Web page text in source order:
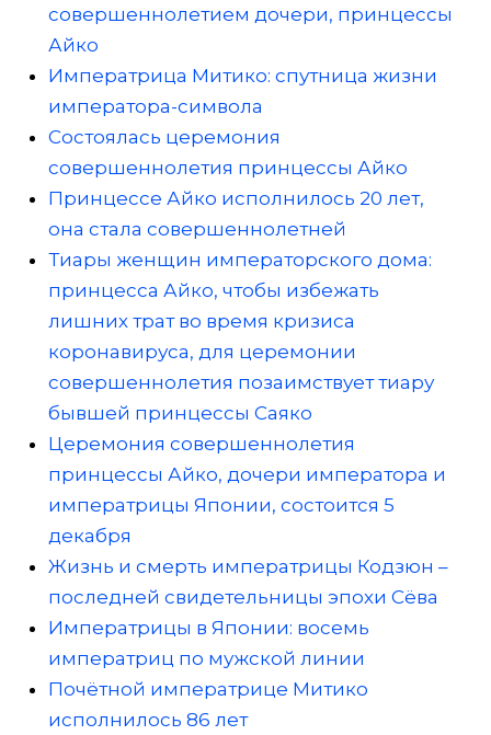
совершеннолетием дочери, принцессы
Айко
Императрица Митико: спутница жизни
императора-символа
Состоялась церемония
совершеннолетия принцессы Айко
Принцессе Айко исполнилось 20 лет,
она стала совершеннолетней
Тиары женщин императорского дома:
принцесса Айко, чтобы избежать
лишних трат во время кризиса
коронавируса, для церемонии
совершеннолетия позаимствует тиару
бывшей принцессы Саяко
Церемония совершеннолетия
принцессы Айко, дочери императора и
императрицы Японии, состоится 5
декабря
Жизнь и смерть императрицы Кодзюн –
последней свидетельницы эпохи Сёва
Императрицы в Японии: восемь
императриц по мужской линии
Почётной императрице Митико
исполнилось 86 лет